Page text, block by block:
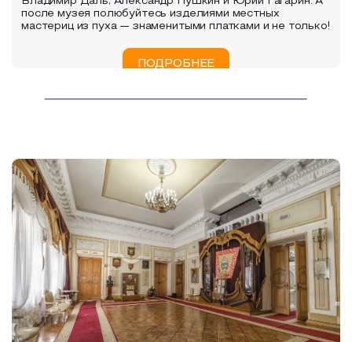
после музея полюбуйтесь изделиями местных
мастериц из пуха — знаменитыми платками и не только!
ПОДРОБНЕЕ